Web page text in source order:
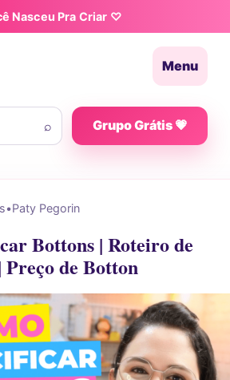
Nasceu Pra Criar ♡
Menu
⌕ Grupo Grátis 💗
•Paty Pegorin
Bottons | Roteiro de
de Botton